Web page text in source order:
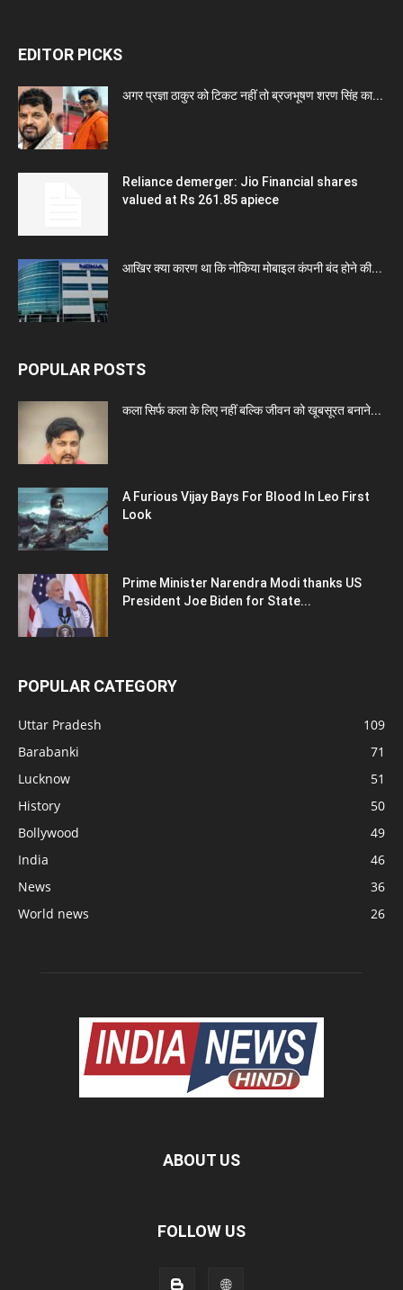
EDITOR PICKS
अगर प्रज्ञा ठाकुर को टिकट नहीं तो ब्रजभूषण शरण सिंह का...
Reliance demerger: Jio Financial shares
valued at Rs 261.85 apiece
आखिर क्या कारण था कि नोकिया मोबाइल कंपनी बंद होने की...
POPULAR POSTS
कला सिर्फ कला के लिए नहीं बल्कि जीवन को खूबसूरत बनाने...
A Furious Vijay Bays For Blood In Leo First
Look
Prime Minister Narendra Modi thanks US
President Joe Biden for State...
POPULAR CATEGORY
Uttar Pradesh
109
Barabanki
71
Lucknow
51
History
50
Bollywood
49
India
46
News
36
World news
26
ABOUT US
FOLLOW US